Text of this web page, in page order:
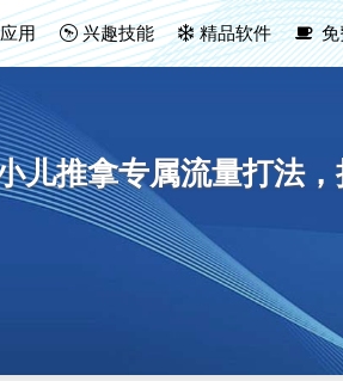
用 兴趣技能 精品软件 免
儿推拿专属流量打法